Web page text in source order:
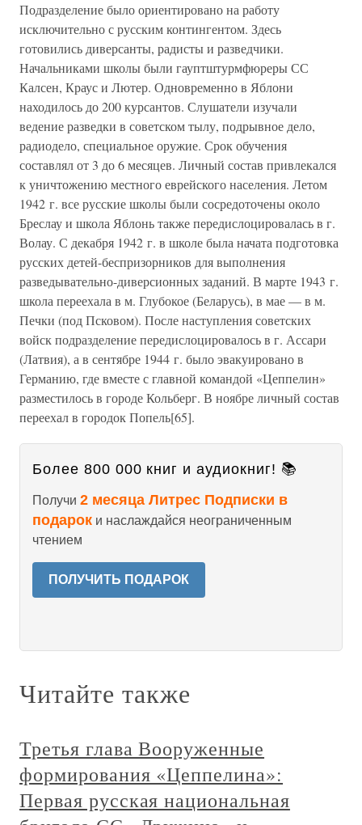
Подразделение было ориентировано на работу
исключительно с русским контингентом. Здесь
готовились диверсанты, радисты и разведчики.
Начальниками школы были гауптштурмфюреры СС
Калсен, Краус и Лютер. Одновременно в Яблони
находилось до 200 курсантов. Слушатели изучали
ведение разведки в советском тылу, подрывное дело,
радиодело, специальное оружие. Срок обучения
составлял от 3 до 6 месяцев. Личный состав привлекался
к уничтожению местного еврейского населения. Летом
1942 г. все русские школы были сосредоточены около
Бреслау и школа Яблонь также передислоцировалась в г.
Волау. С декабря 1942 г. в школе была начата подготовка
русских детей-беспризорников для выполнения
разведывательно-диверсионных заданий. В марте 1943 г.
школа переехала в м. Глубокое (Беларусь), в мае — в м.
Печки (под Псковом). После наступления советских
войск подразделение передислоцировалось в г. Ассари
(Латвия), а в сентябре 1944 г. было эвакуировано в
Германию, где вместе с главной командой «Цеппелин»
разместилось в городе Кольберг. В ноябре личный состав
переехал в городок Попель[65].
Более 800 000 книг и аудиокниг! 📚
Получи 2 месяца Литрес Подписки в
подарок и наслаждайся неограниченным
чтением
ПОЛУЧИТЬ ПОДАРОК
Читайте также
Третья глава Вооруженные
формирования «Цеппелина»:
Первая русская национальная